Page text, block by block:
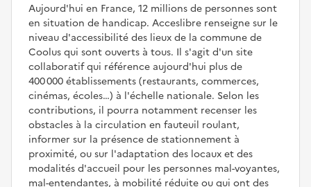
Aujourd'hui en France, 12 millions de personnes sont
en situation de handicap. Acceslibre renseigne sur le
niveau d'accessibilité des lieux de la commune de
Coolus qui sont ouverts à tous. Il s'agit d'un site
collaboratif qui référence aujourd'hui plus de
400 000 établissements (restaurants, commerces,
cinémas, écoles…) à l'échelle nationale. Selon les
contributions, il pourra notamment recenser les
obstacles à la circulation en fauteuil roulant,
informer sur la présence de stationnement à
proximité, ou sur l'adaptation des locaux et des
modalités d'accueil pour les personnes mal-voyantes,
mal-entendantes, à mobilité réduite ou qui ont des